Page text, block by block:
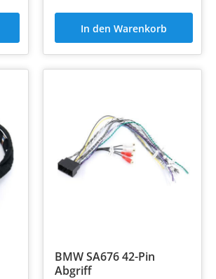
In den Warenkorb
BMW SA676 42-Pin
Abgriff